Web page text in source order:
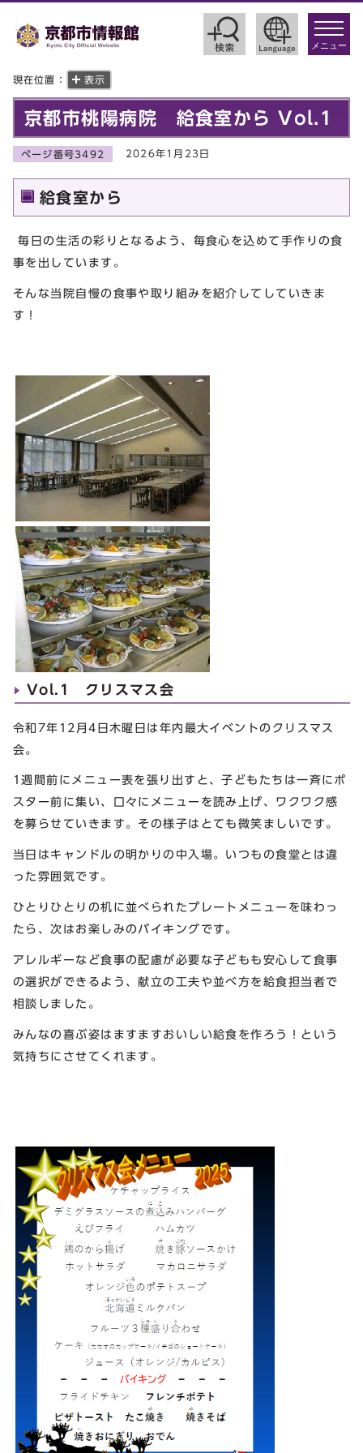
toggle
メニュー
現在位置： 表示
京都市桃陽病院 給食室から Vol.1
ページ番号3492 2026年1月23日
給食室から
毎日の生活の彩りとなるよう、毎食心を込めて手作りの食
事を出しています。
そんな当院自慢の食事や取り組みを紹介してしていきま
す！
Vol.1 クリスマス会
令和7年12月4日木曜日は年内最大イベントのクリスマス
会。
1週間前にメニュー表を張り出すと、子どもたちは一斉にポ
スター前に集い、口々にメニューを読み上げ、ワクワク感
を募らせていきます。その様子はとても微笑ましいです。
当日はキャンドルの明かりの中入場。いつもの食堂とは違
った雰囲気です。
ひとりひとりの机に並べられたプレートメニューを味わっ
たら、次はお楽しみのバイキングです。
アレルギーなど食事の配慮が必要な子どもも安心して食事
の選択ができるよう、献立の工夫や並べ方を給食担当者で
相談しました。
みんなの喜ぶ姿はますますおいしい給食を作ろう！という
気持ちにさせてくれます。